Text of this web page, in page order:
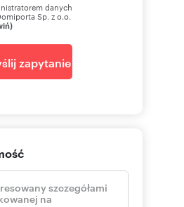
danych
Sp. z o.o.
zapytanie